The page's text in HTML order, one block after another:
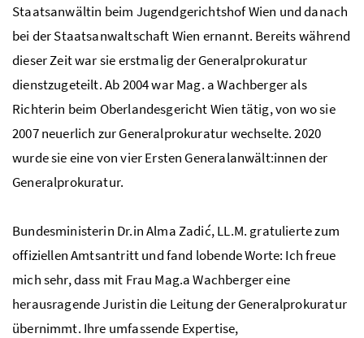
Staatsanwältin beim Jugendgerichtshof Wien und danach
bei der Staatsanwaltschaft Wien ernannt. Bereits während
dieser Zeit war sie erstmalig der Generalprokuratur
dienstzugeteilt. Ab 2004 war Mag. a Wachberger als
Richterin beim Oberlandesgericht Wien tätig, von wo sie
2007 neuerlich zur Generalprokuratur wechselte. 2020
wurde sie eine von vier Ersten Generalanwält:innen der
Generalprokuratur.
Bundesministerin Dr.in Alma Zadić, LL.M. gratulierte zum
offiziellen Amtsantritt und fand lobende Worte: Ich freue
mich sehr, dass mit Frau Mag.a Wachberger eine
herausragende Juristin die Leitung der Generalprokuratur
übernimmt. Ihre umfassende Expertise,